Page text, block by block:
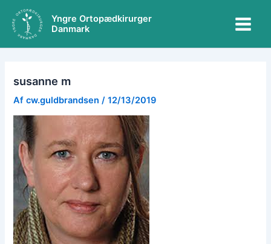
indholdet
Yngre Ortopædkirurger
Danmark
Menu
susanne m
Afcw.guldbrandsen/12/13/2019